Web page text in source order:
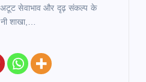
सेवाभाव और दृढ़ संकल्प के
शाखा,…